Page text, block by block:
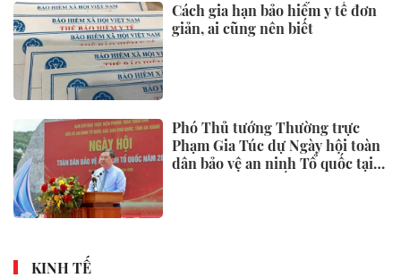
Cách gia hạn bảo hiểm y tế đơn
giản, ai cũng nên biết
Phó Thủ tướng Thường trực
Phạm Gia Túc dự Ngày hội toàn
dân bảo vệ an ninh Tổ quốc tại
KINH TẾ